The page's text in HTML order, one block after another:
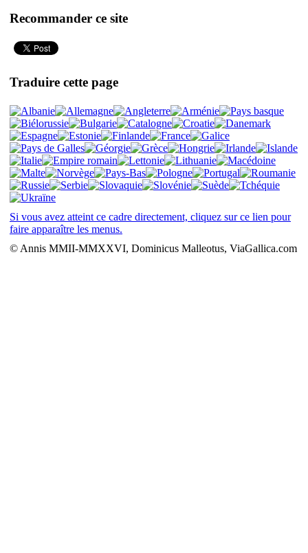
Recommander ce site
Traduire cette page
Si vous avez atteint ce cadre directement, cliquez sur ce lien pour
faire apparaître les menus.
© Annis MMII-MMXXVI, Dominicus Malleotus, ViaGallica.com